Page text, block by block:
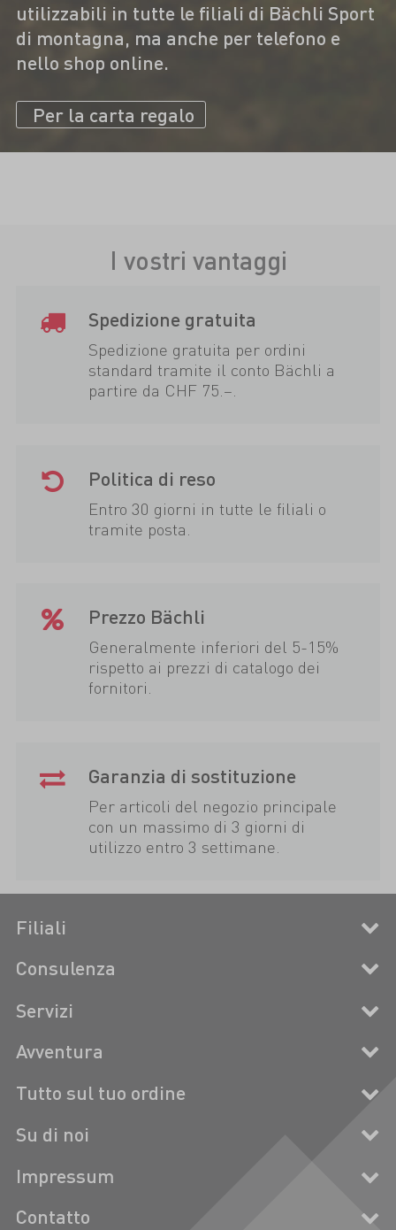
utilizzabili in tutte le filiali di Bächli Sport
di montagna, ma anche per telefono e
nello shop online.
Per la carta regalo
I vostri vantaggi
Spedizione gratuita
Spedizione gratuita per ordini
standard tramite il conto Bächli a
partire da CHF 75.–.
Politica di reso
Entro 30 giorni in tutte le filiali o
tramite posta.
Prezzo Bächli
Generalmente inferiori del 5-15%
rispetto ai prezzi di catalogo dei
fornitori.
Garanzia di sostituzione
Per articoli del negozio principale
con un massimo di 3 giorni di
utilizzo entro 3 settimane.
Filiali
Consulenza
Servizi
Avventura
Tutto sul tuo ordine
Su di noi
Impressum
Contatto